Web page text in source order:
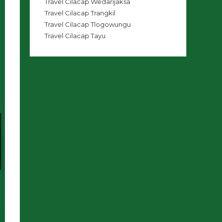
Travel Cilacap Trangkil
Travel Cilacap Tlogowungu
Travel Cilacap Tayu